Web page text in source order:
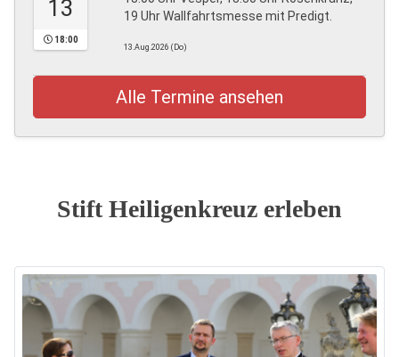
13
18:00
19 Uhr Wallfahrtsmesse mit Predigt.
13.Aug.2026 (Do)
Alle Termine ansehen
Stift Heiligenkreuz erleben